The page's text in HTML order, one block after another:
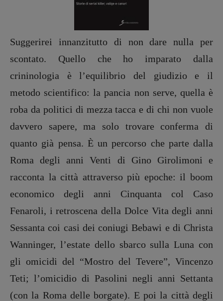
Opera prima
DOSSIER
12 dicembre
Blade Runner 40
Intelligenza Artificiale
Maestri sommersi
Pasolini 1922-2022
Psichedelia
Scienza
Tornare a Ballard
Valerio Evangelisti
Vampirismi
Zong!
Antonella Marrone
Suggerirei innanzitutto di non dare nulla per
scontato. Quello che ho imparato dalla
crininologia è l’equilibrio del giudizio e il
metodo scientifico: la pancia non serve, quella è
roba da politici di mezza tacca e di chi non vuole
davvero sapere, ma solo trovare conferma di
quanto già pensa. È un percorso che parte dalla
Roma degli anni Venti di Gino Girolimoni e
racconta la città attraverso più epoche: il boom
economico degli anni Cinquanta col Caso
Fenaroli, i retroscena della Dolce Vita degli anni
Sessanta coi casi dei coniugi Bebawi e di Christa
Wanninger, l’estate dello sbarco sulla Luna con
gli omicidi del “Mostro del Tevere”, Vincenzo
Teti; l’omicidio di Pasolini negli anni Settanta
(con la Roma delle borgate). E poi la città degli